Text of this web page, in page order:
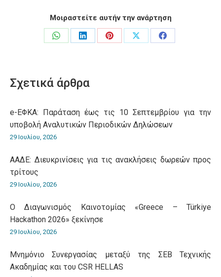
Μοιραστείτε αυτήν την ανάρτηση
Share
Share
Share
Share
Share
Σχετικά άρθρα
e-ΕΦΚΑ: Παράταση έως τις 10 Σεπτεμβρίου για την
υποβολή Αναλυτικών Περιοδικών Δηλώσεων
29 Ιουλίου, 2026
ΑΑΔΕ: Διευκρινίσεις για τις ανακλήσεις δωρεών προς
τρίτους
29 Ιουλίου, 2026
O Διαγωνισμός Καινοτομίας «Greece – Türkiye
Hackathon 2026» ξεκίνησε
29 Ιουλίου, 2026
Μνημόνιο Συνεργασίας μεταξύ της ΣΕΒ Τεχνικής
Ακαδημίας και του CSR HELLAS